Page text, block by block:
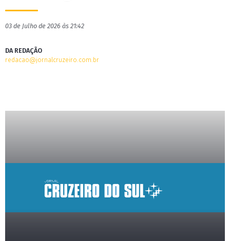
03 de Julho de 2026 às 21:42
DA REDAÇÃO
redacao@jornalcruzeiro.com.br